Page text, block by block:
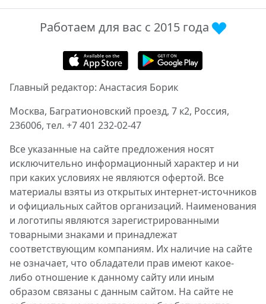
Работаем для вас с 2015 года
Главный редактор: Анастасия Борик
Москва, Багратионовский проезд, 7 к2, Россия,
236006, тел. +7 401 232-02-47
Все указанные на сайте предложения носят
исключительно информационный характер и ни
при каких условиях не являются офертой. Все
материалы взяты из открытых интернет-источников
и официальных сайтов организаций. Наименования
и логотипы являются зарегистрированными
товарными знаками и принадлежат
соответствующим компаниям. Их наличие на сайте
не означает, что обладатели прав имеют какое-
либо отношение к данному сайту или иным
образом связаны с данным сайтом. На сайте не